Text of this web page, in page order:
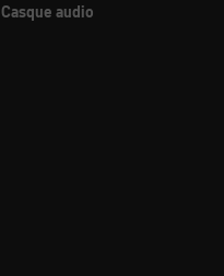
Casque audio